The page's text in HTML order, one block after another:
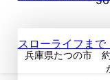
兵庫県たつの市